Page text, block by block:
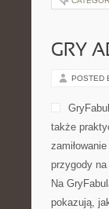
GRY
POSTED
także
przygody
Na
pokazują,